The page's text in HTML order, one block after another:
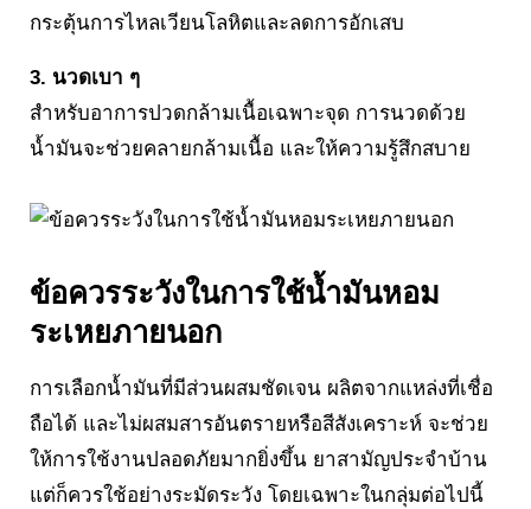
กระตุ้นการไหลเวียนโลหิตและลดการอักเสบ
3. นวดเบา ๆ
สำหรับอาการปวดกล้ามเนื้อเฉพาะจุด การนวดด้วย
น้ำมันจะช่วยคลายกล้ามเนื้อ และให้ความรู้สึกสบาย
ข้อควรระวังในการใช้น้ำมันหอม
ระเหยภายนอก
การเลือกน้ำมันที่มีส่วนผสมชัดเจน ผลิตจากแหล่งที่เชื่อ
ถือได้ และไม่ผสมสารอันตรายหรือสีสังเคราะห์ จะช่วย
ให้การใช้งานปลอดภัยมากยิ่งขึ้น ยาสามัญประจำบ้าน
แต่ก็ควรใช้อย่างระมัดระวัง โดยเฉพาะในกลุ่มต่อไปนี้